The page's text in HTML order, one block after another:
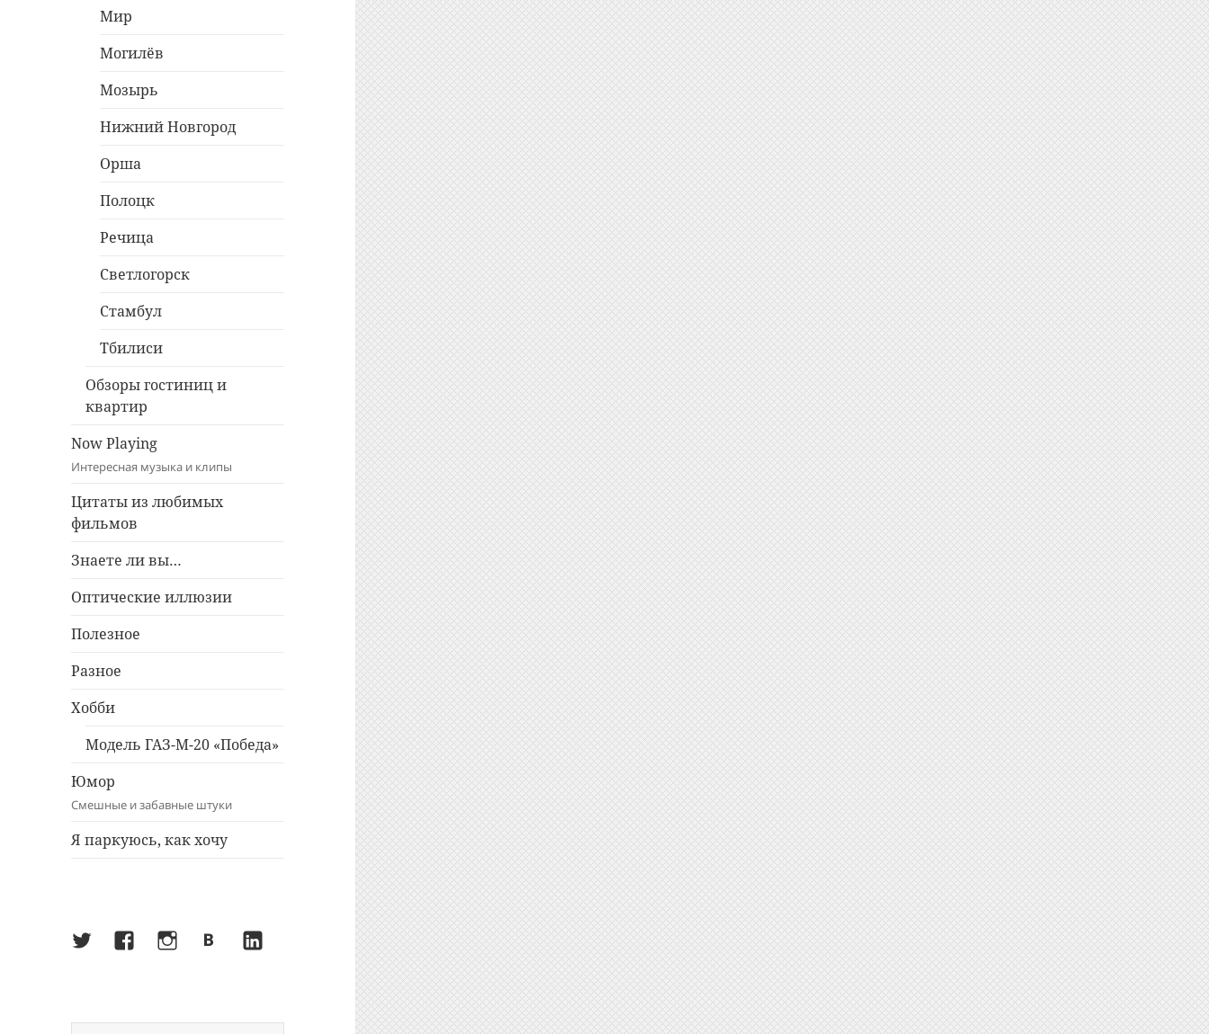
Мир
Могилёв
Мозырь
Нижний Новгород
Орша
Полоцк
Речица
Светлогорск
Стамбул
Тбилиси
Обзоры гостиниц и
квартир
Now Playing
Интересная музыка и клипы
Цитаты из любимых
фильмов
Знаете ли вы…
Оптические иллюзии
Полезное
Разное
Хобби
Модель ГАЗ-М-20 «Победа»
Юмор
Смешные и забавные штуки
Я паркуюсь, как хочу
TwitterFacebookInstagramВКонтакте
LinkedIn